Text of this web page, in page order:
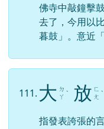
佛寺中敲鐘擊
去了，今用以
暮鼓」。意近
111. 大 ㄉ
ㄚ ˋ 放 ㄈ
ㄤ ˋ
指發表誇張的言